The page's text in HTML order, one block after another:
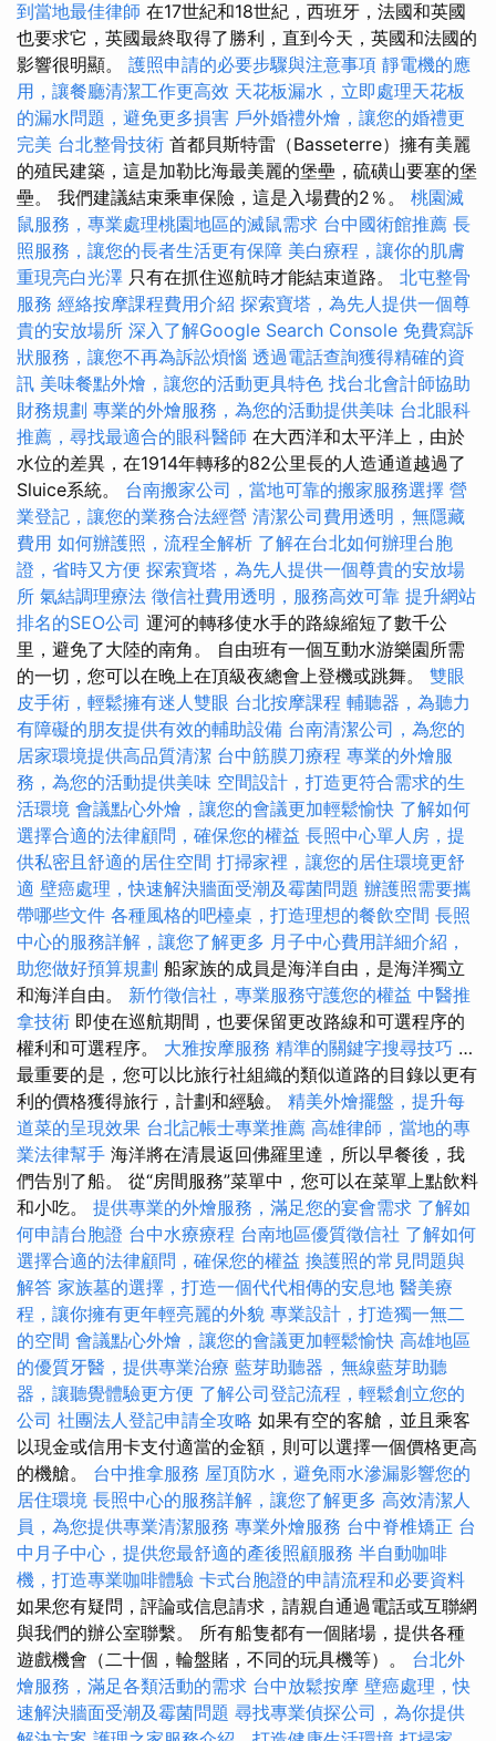
到當地最佳律師 在17世紀和18世紀，西班牙，法國和英國
也要求它，英國最終取得了勝利，直到今天，英國和法國的
影響很明顯。 護照申請的必要步驟與注意事項 靜電機的應
用，讓餐廳清潔工作更高效 天花板漏水，立即處理天花板
的漏水問題，避免更多損害 戶外婚禮外燴，讓您的婚禮更
完美 台北整骨技術 首都貝斯特雷（Basseterre）擁有美麗
的殖民建築，這是加勒比海最美麗的堡壘，硫磺山要塞的堡
壘。 我們建議結束乘車保險，這是入場費的2％。 桃園滅
鼠服務，專業處理桃園地區的滅鼠需求 台中國術館推薦 長
照服務，讓您的長者生活更有保障 美白療程，讓你的肌膚
重現亮白光澤 只有在抓住巡航時才能結束道路。 北屯整骨
服務 經絡按摩課程費用介紹 探索寶塔，為先人提供一個尊
貴的安放場所 深入了解Google Search Console 免費寫訴
狀服務，讓您不再為訴訟煩惱 透過電話查詢獲得精確的資
訊 美味餐點外燴，讓您的活動更具特色 找台北會計師協助
財務規劃 專業的外燴服務，為您的活動提供美味 台北眼科
推薦，尋找最適合的眼科醫師 在大西洋和太平洋上，由於
水位的差異，在1914年轉移的82公里長的人造通道越過了
Sluice系統。 台南搬家公司，當地可靠的搬家服務選擇 營
業登記，讓您的業務合法經營 清潔公司費用透明，無隱藏
費用 如何辦護照，流程全解析 了解在台北如何辦理台胞
證，省時又方便 探索寶塔，為先人提供一個尊貴的安放場
所 氣結調理療法 徵信社費用透明，服務高效可靠 提升網站
排名的SEO公司 運河的轉移使水手的路線縮短了數千公
里，避免了大陸的南角。 自由班有一個互動水游樂園所需
的一切，您可以在晚上在頂級夜總會上登機或跳舞。 雙眼
皮手術，輕鬆擁有迷人雙眼 台北按摩課程 輔聽器，為聽力
有障礙的朋友提供有效的輔助設備 台南清潔公司，為您的
居家環境提供高品質清潔 台中筋膜刀療程 專業的外燴服
務，為您的活動提供美味 空間設計，打造更符合需求的生
活環境 會議點心外燴，讓您的會議更加輕鬆愉快 了解如何
選擇合適的法律顧問，確保您的權益 長照中心單人房，提
供私密且舒適的居住空間 打掃家裡，讓您的居住環境更舒
適 壁癌處理，快速解決牆面受潮及霉菌問題 辦護照需要攜
帶哪些文件 各種風格的吧檯桌，打造理想的餐飲空間 長照
中心的服務詳解，讓您了解更多 月子中心費用詳細介紹，
助您做好預算規劃 船家族的成員是海洋自由，是海洋獨立
和海洋自由。 新竹徵信社，專業服務守護您的權益 中醫推
拿技術 即使在巡航期間，也要保留更改路線和可選程序的
權利和可選程序。 大雅按摩服務 精準的關鍵字搜尋技巧 …
最重要的是，您可以比旅行社組織的類似道路的目錄以更有
利的價格獲得旅行，計劃和經驗。 精美外燴擺盤，提升每
道菜的呈現效果 台北記帳士專業推薦 高雄律師，當地的專
業法律幫手 海洋將在清晨返回佛羅里達，所以早餐後，我
們告別了船。 從“房間服務”菜單中，您可以在菜單上點飲料
和小吃。 提供專業的外燴服務，滿足您的宴會需求 了解如
何申請台胞證 台中水療療程 台南地區優質徵信社 了解如何
選擇合適的法律顧問，確保您的權益 換護照的常見問題與
解答 家族墓的選擇，打造一個代代相傳的安息地 醫美療
程，讓你擁有更年輕亮麗的外貌 專業設計，打造獨一無二
的空間 會議點心外燴，讓您的會議更加輕鬆愉快 高雄地區
的優質牙醫，提供專業治療 藍芽助聽器，無線藍芽助聽
器，讓聽覺體驗更方便 了解公司登記流程，輕鬆創立您的
公司 社團法人登記申請全攻略 如果有空的客艙，並且乘客
以現金或信用卡支付適當的金額，則可以選擇一個價格更高
的機艙。 台中推拿服務 屋頂防水，避免雨水滲漏影響您的
居住環境 長照中心的服務詳解，讓您了解更多 高效清潔人
員，為您提供專業清潔服務 專業外燴服務 台中脊椎矯正 台
中月子中心，提供您最舒適的產後照顧服務 半自動咖啡
機，打造專業咖啡體驗 卡式台胞證的申請流程和必要資料
如果您有疑問，評論或信息請求，請親自通過電話或互聯網
與我們的辦公室聯繫。 所有船隻都有一個賭場，提供各種
遊戲機會（二十個，輪盤賭，不同的玩具機等）。 台北外
燴服務，滿足各類活動的需求 台中放鬆按摩 壁癌處理，快
速解決牆面受潮及霉菌問題 尋找專業偵探公司，為你提供